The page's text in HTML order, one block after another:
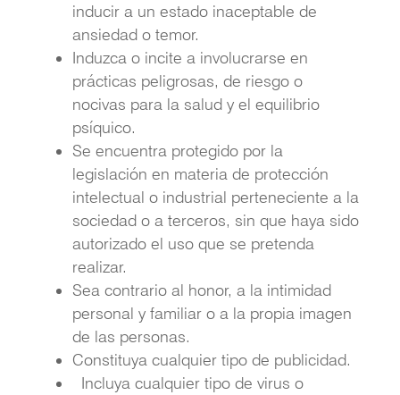
inducir a un estado inaceptable de
ansiedad o temor.
Induzca o incite a involucrarse en
prácticas peligrosas, de riesgo o
nocivas para la salud y el equilibrio
psíquico.
Se encuentra protegido por la
legislación en materia de protección
intelectual o industrial perteneciente a la
sociedad o a terceros, sin que haya sido
autorizado el uso que se pretenda
realizar.
Sea contrario al honor, a la intimidad
personal y familiar o a la propia imagen
de las personas.
Constituya cualquier tipo de publicidad.
Incluya cualquier tipo de virus o